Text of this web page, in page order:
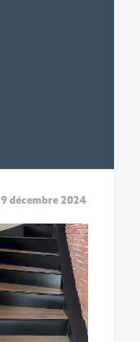
9 décembre 2024